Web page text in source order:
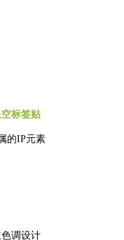
标签贴
的IP元素
调设计